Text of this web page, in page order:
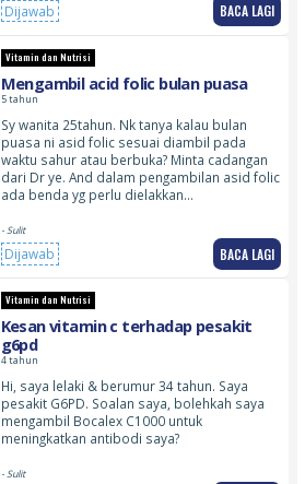
Dijawab BACA LAGI
Vitamin dan Nutrisi
Mengambil acid folic bulan puasa
5 tahun
Sy wanita 25tahun. Nk tanya kalau bulan
puasa ni asid folic sesuai diambil pada
waktu sahur atau berbuka? Minta cadangan
dari Dr ye. And dalam pengambilan asid folic
ada benda yg perlu dielakkan…
- Sulit
Dijawab BACA LAGI
Vitamin dan Nutrisi
Kesan vitamin c terhadap pesakit
g6pd
4 tahun
Hi, saya lelaki & berumur 34 tahun. Saya
pesakit G6PD. Soalan saya, bolehkah saya
mengambil Bocalex C1000 untuk
meningkatkan antibodi saya?
- Sulit